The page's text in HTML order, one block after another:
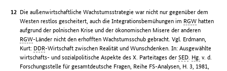
Die außenwirtschaftliche Wachstumsstrategie war nicht nur gegenüber dem
Westen restlos gescheitert, auch die Integrationsbemühungen im RGW hatten
aufgrund der polnischen Krise und der ökonomischen Misere der anderen
RGW-Länder nicht den erhofften Wachstumsschub gebracht. Vgl. Erdmann,
Kurt: DDR-Wirtschaft zwischen Realität und Wunschdenken. In: Ausgewählte
wirtschafts- und sozialpolitische Aspekte des X. Parteitages derSED. Hg. v. d.
Forschungsstelle für gesamtdeutsche Fragen, Reihe FS-Analysen, H. 3, 1981,